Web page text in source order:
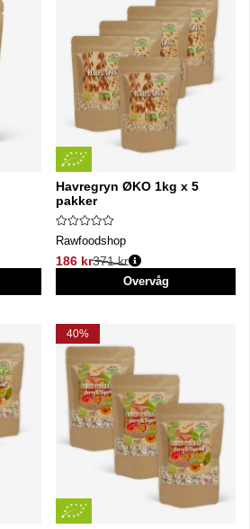
Havregryn ØKO 1kg x 5
pakker
Rawfoodshop
186 kr
Normalpris:
371 kr
Overvåg
40%